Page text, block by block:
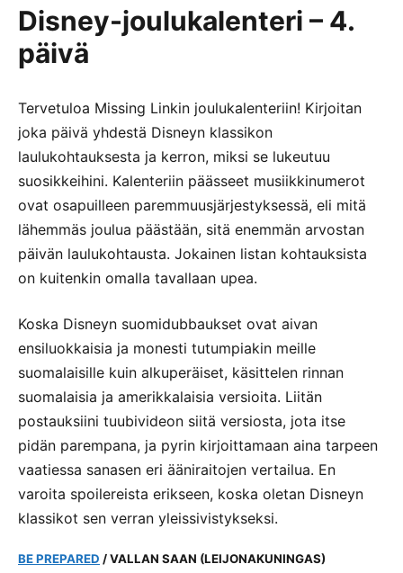
Disney-joulukalenteri – 4.
päivä
Tervetuloa Missing Linkin joulukalenteriin! Kirjoitan
joka päivä yhdestä Disneyn klassikon
laulukohtauksesta ja kerron, miksi se lukeutuu
suosikkeihini. Kalenteriin päässeet musiikkinumerot
ovat osapuilleen paremmuusjärjestyksessä, eli mitä
lähemmäs joulua päästään, sitä enemmän arvostan
päivän laulukohtausta. Jokainen listan kohtauksista
on kuitenkin omalla tavallaan upea.
Koska Disneyn suomidubbaukset ovat aivan
ensiluokkaisia ja monesti tutumpiakin meille
suomalaisille kuin alkuperäiset, käsittelen rinnan
suomalaisia ja amerikkalaisia versioita. Liitän
postauksiini tuubivideon siitä versiosta, jota itse
pidän parempana, ja pyrin kirjoittamaan aina tarpeen
vaatiessa sanasen eri ääniraitojen vertailua. En
varoita spoilereista erikseen, koska oletan Disneyn
klassikot sen verran yleissivistykseksi.
BE PREPARED / VALLAN SAAN (LEIJONAKUNINGAS)